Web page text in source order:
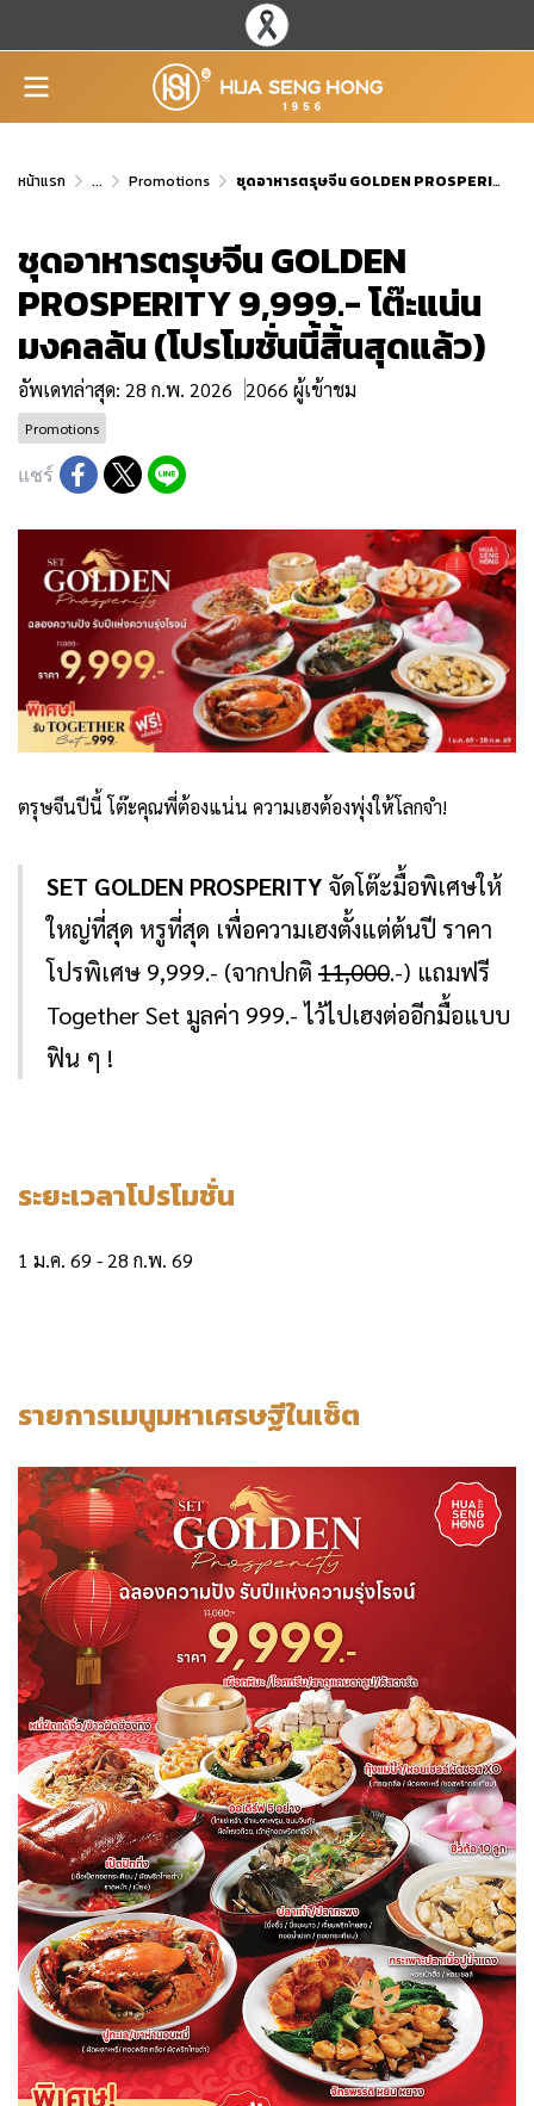
หน้าแรก ... Promotions ชุดอาหารตรุษจีน GOLDEN PROSPERITY 9,999.- โต๊ะแน่น มงคลล้น (โปรโมชั่นนี้สิ้นสุดแล้ว)
ชุดอาหารตรุษจีน GOLDEN
PROSPERITY 9,999.- โต๊ะแน่น
มงคลล้น (โปรโมชั่นนี้สิ้นสุดแล้ว)
อัพเดทล่าสุด: 28 ก.พ. 2026 2066 ผู้เข้าชม
Promotions
แชร์
ตรุษจีนปีนี้ โต๊ะคุณพี่ต้องแน่น ความเฮงต้องพุ่งให้โลกจำ!
SET GOLDEN PROSPERITY จัดโต๊ะมื้อพิเศษให้
ใหญ่ที่สุด หรูที่สุด เพื่อความเฮงตั้งแต่ต้นปี ราคา
โปรพิเศษ 9,999.- (จากปกติ 11,000.-) แถมฟรี
Together Set มูลค่า 999.- ไว้ไปเฮงต่ออีกมื้อแบบ
ฟิน ๆ !
ระยะเวลาโปรโมชั่น
1 ม.ค. 69 - 28 ก.พ. 69
รายการเมนูมหาเศรษฐีในเซ็ต